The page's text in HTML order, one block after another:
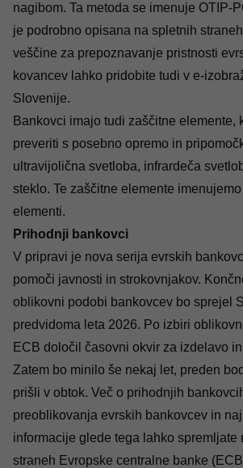
nagibom. Ta metoda se imenuje OTIP-
je podrobno opisana na spletnih straneh
veščine za prepoznavanje pristnosti
kovancev lahko pridobite tudi v e-
Slovenije.
Bankovci imajo tudi zaščitne elemente,
preveriti s posebno opremo in
ultravijolična svetloba, infrardeča
steklo. Te zaščitne elemente
elementi.
Prihodnji bankovci
V pripravi je nova serija evrskih
pomoči javnosti in strokovnjakov.
oblikovni podobi bankovcev bo sprejel
predvidoma leta 2026. Po izbiri
ECB določil časovni okvir za izdelavo
Zatem bo minilo še nekaj let, preden
prišli v obtok. Več o prihodnjih
preoblikovanja evrskih bankovcev in
informacije glede tega lahko spremljate
straneh Evropske centralne banke